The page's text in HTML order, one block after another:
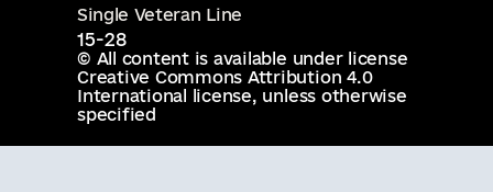
Single Veteran Line
15-28
© All content is available under license
Creative Commons Attribution 4.0
International license, unless otherwise
specified